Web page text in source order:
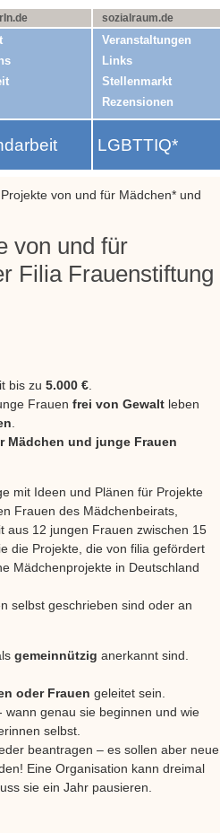
sozialraum.de
Veranstaltungen
Links
Stellenmarkt
Rezensionen
LGBTTIQ*
von und für Mädchen* und
von und für
Filia Frauenstiftung
bis zu 5.000 €
Frauen frei von Gewalt leben
Mädchen und junge Frauen
mit Ideen und Plänen für Projekte
Frauen des Mädchenbeirats,
aus 12 jungen Frauen zwischen 15
die Projekte, die von filia gefördert
Mädchenprojekte in Deutschland
selbst geschrieben sind oder an
gemeinnützig anerkannt sind.
oder Frauen geleitet sein.
wann genau sie beginnen und wie
selbst.
beantragen – es sollen aber neue
Eine Organisation kann dreimal
sie ein Jahr pausieren.